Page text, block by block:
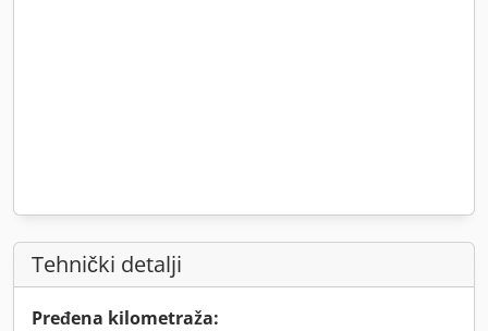
Tehnički detalji
Pređena kilometraža: